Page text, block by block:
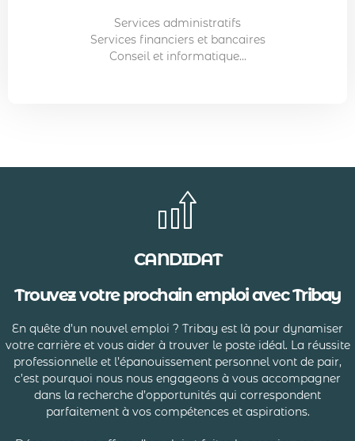
Services administratifs
Services financiers et bancaires
Conseil et informatique...
CANDIDAT
Trouvez votre prochain emploi avec Tribay
En quête d’un nouvel emploi ? Tribay est là pour dynamiser
votre carrière et vous aider à trouver le poste idéal. La réussite
professionnelle et l’épanouissement personnel vont de pair,
c’est pourquoi nous nous engageons à vous accompagner
dans la recherche d’opportunités qui correspondent
parfaitement à vos compétences et aspirations.